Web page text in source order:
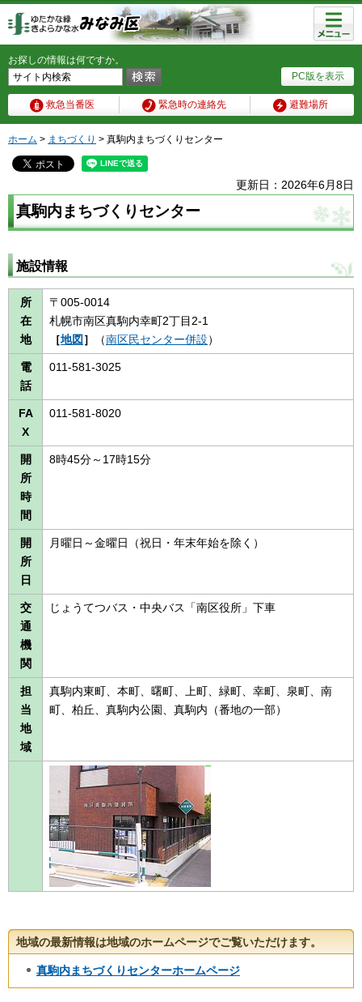
PC版を表示
お探しの情報は何ですか。
救急当番医 緊急時の連絡先 避難場所
メニュ
ー
ホーム > まちづくり > 真駒内まちづくりセンター
更新日：2026年6月8日
真駒内まちづくりセンター
施設情報
所
在
地
〒005-0014
札幌市南区真駒内幸町2丁目2-1
［地図 ］ （南区民センター併設）
電
話
011-581-3025
FA
X
011-581-8020
開
所
時
間
8時45分～17時15分
開
所
日
月曜日～金曜日（祝日・年末年始を除く）
交
通
機
関
じょうてつバス・中央バス「南区役所」下車
担
当
地
域
真駒内東町、本町、曙町、上町、緑町、幸町、泉町、南
町、柏丘、真駒内公園、真駒内（番地の一部）
地域の最新情報は地域のホームページでご覧いただけます。
真駒内まちづくりセンターホームページ